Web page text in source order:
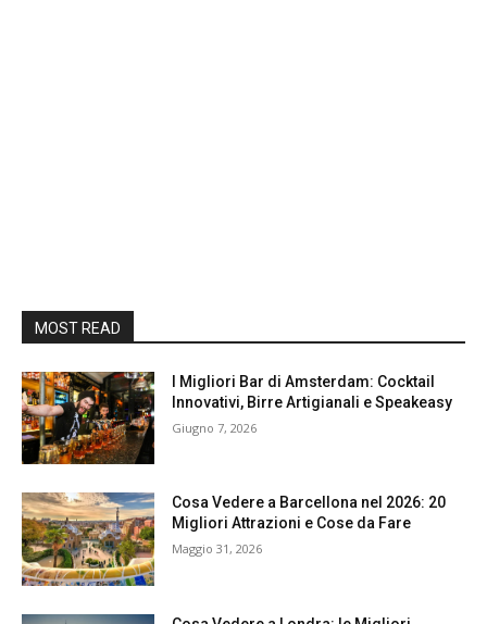
MOST READ
I Migliori Bar di Amsterdam: Cocktail
Innovativi, Birre Artigianali e Speakeasy
Giugno 7, 2026
Cosa Vedere a Barcellona nel 2026: 20
Migliori Attrazioni e Cose da Fare
Maggio 31, 2026